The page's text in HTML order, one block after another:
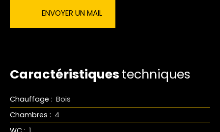
ENVOYER UN MAIL
Caractéristiques techniques
Chauffage : Bois
Chambres : 4